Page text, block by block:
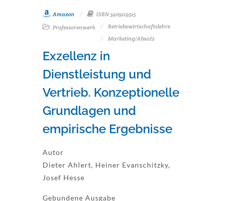
Amazon
ISBN 3409119515
Professorenwerk
Betriebswirtschaftslehre
Marketing/Absatz
Exzellenz in
Dienstleistung und
Vertrieb. Konzeptionelle
Grundlagen und
empirische Ergebnisse
Autor
Dieter Ahlert, Heiner Evanschitzky,
Josef Hesse
Gebundene Ausgabe